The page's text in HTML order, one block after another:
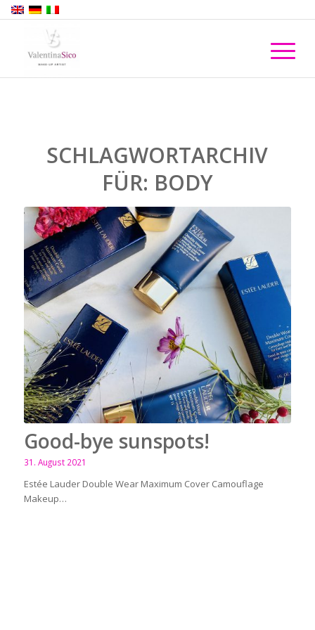
SCHLAGWORTARCHIV
FÜR: BODY
Good-bye sunspots!
31. August 2021
Estée Lauder Double Wear Maximum Cover Camouflage
Makeup…